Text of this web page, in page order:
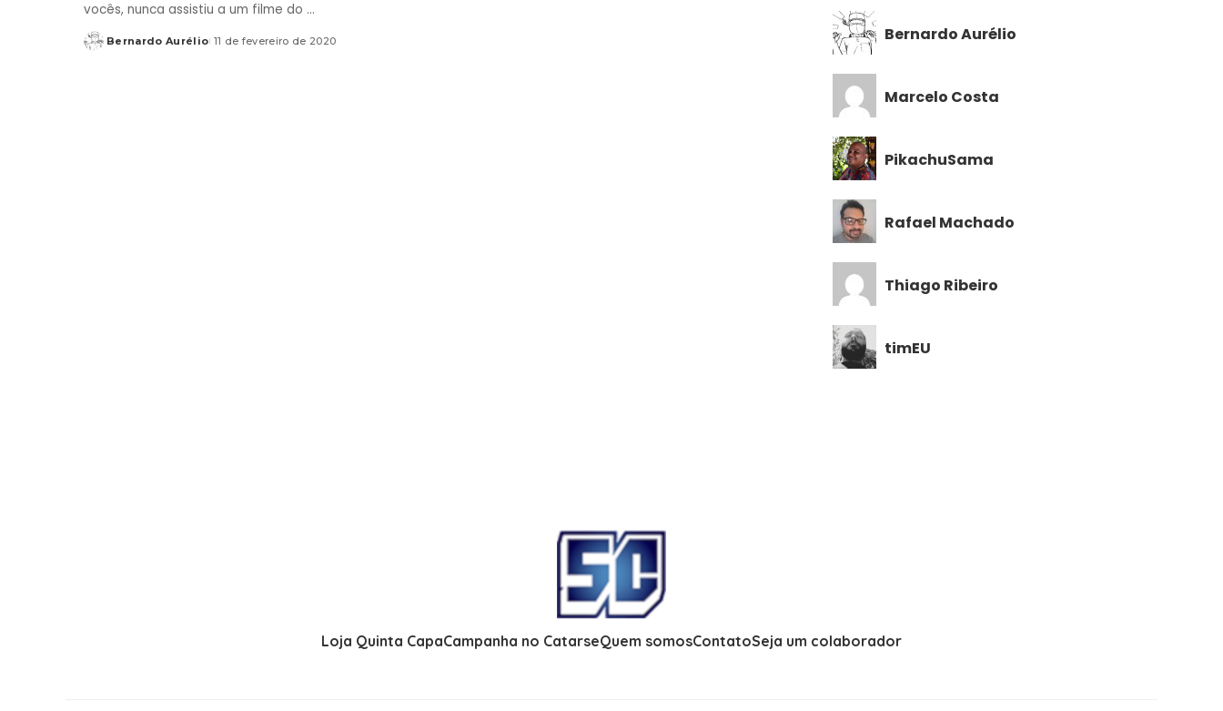
vocês, nunca assistiu a um filme do ...
Posted
Bernardo Aurélio 11 de fevereiro de 2020 Bernardo Aurélio
Marcelo Costa
PikachuSama
Rafael Machado
Thiago Ribeiro
timEU
Loja Quinta CapaCampanha no CatarseQuem somosContatoSeja um colaborador